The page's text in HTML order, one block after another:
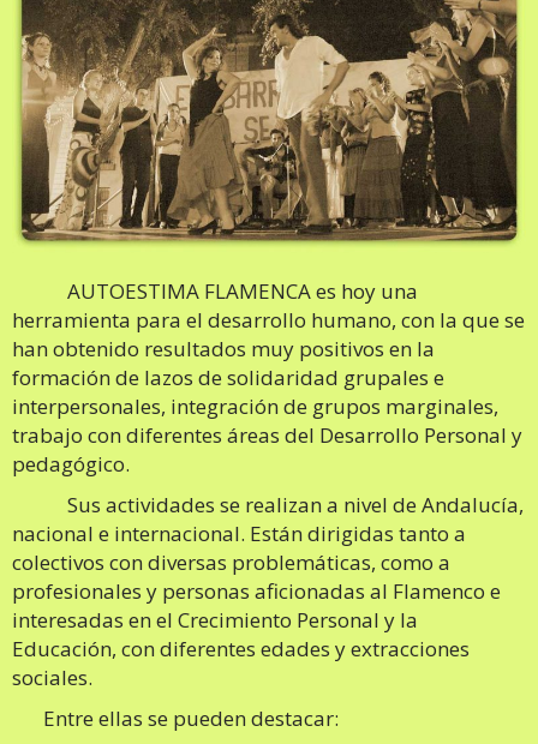
AUTOESTIMA FLAMENCA es hoy una
herramienta para el desarrollo humano, con la que se
han obtenido resultados muy positivos en la
formación de lazos de solidaridad grupales e
interpersonales, integración de grupos marginales,
trabajo con diferentes áreas del Desarrollo Personal y
pedagógico.
Sus actividades se realizan a nivel de Andalucía,
nacional e internacional. Están dirigidas tanto a
colectivos con diversas problemáticas, como a
profesionales y personas aficionadas al Flamenco e
interesadas en el Crecimiento Personal y la
Educación, con diferentes edades y extracciones
sociales.
Entre ellas se pueden destacar: